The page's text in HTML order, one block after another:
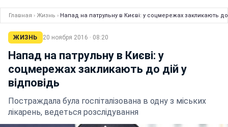
Главная › Жизнь › Напад на патрульну в Києві: у соцмережах закликають до
ЖИЗНЬ 20 ноября 2016 · 08:20
Напад на патрульну в Києві: у
соцмережах закликають до дій у
відповідь
Постраждала була госпіталізована в одну з міських
лікарень, ведеться розслідування